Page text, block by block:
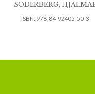
SÖDERBERG,
ISBN: 978-84-92405-50-3